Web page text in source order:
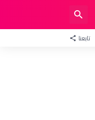
تابعنا